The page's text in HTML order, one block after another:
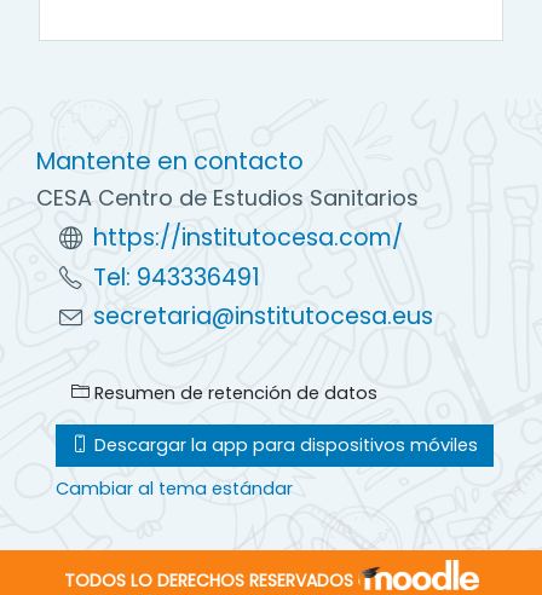
Mantente en contacto
CESA Centro de Estudios Sanitarios
https://institutocesa.com/
Tel: 943336491
secretaria@institutocesa.eus
Resumen de retención de datos
Descargar la app para dispositivos móviles
Cambiar al tema estándar
TODOS LO DERECHOS RESERVADOS